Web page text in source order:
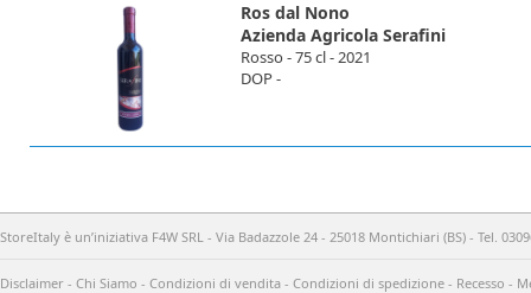
Ros dal Nono
Azienda Agricola Serafini
Rosso - 75 cl - 2021
DOP -
StoreItaly è un’iniziativa F4W SRL - Via Badazzole 24 - 25018 Montichiari (BS) - Tel.
Disclaimer - Chi Siamo - Condizioni di vendita - Condizioni di spedizione - Recesso -